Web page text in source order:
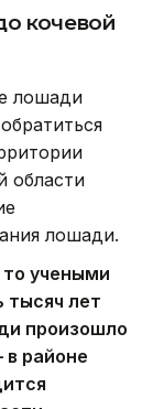
кочевой
лошади
области
лошади.
учеными
тысяч лет
произошло
районе